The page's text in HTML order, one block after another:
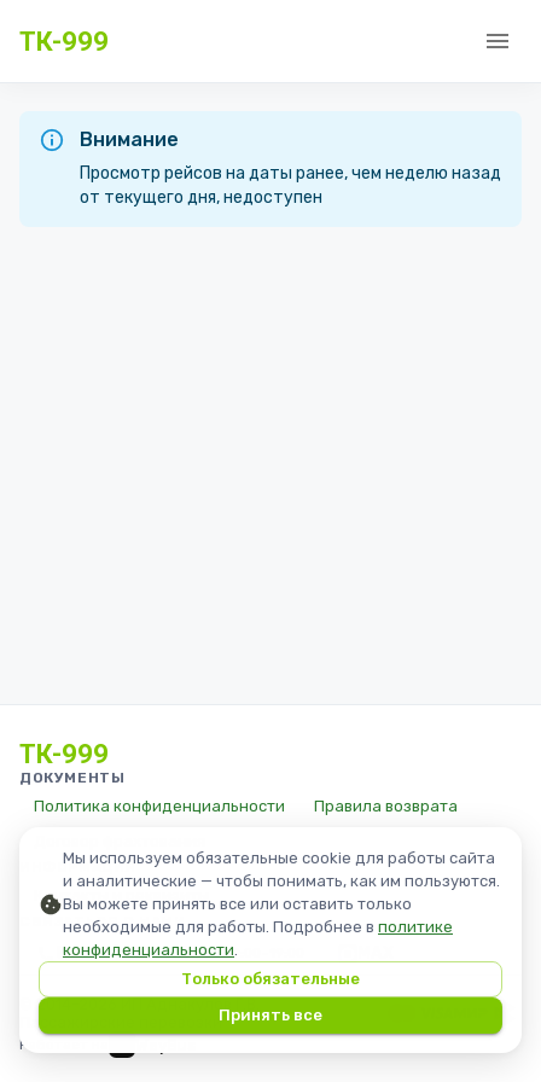
ТК-999
Внимание
Просмотр рейсов на даты ранее, чем неделю назад
от текущего дня, недоступен
Мы используем обязательные cookie для работы сайта
и аналитические — чтобы понимать, как им пользуются.
Вы можете принять все или оставить только
необходимые для работы. Подробнее в политике
конфиденциальности.
Только обязательные
Принять все
ТК-999
ДОКУМЕНТЫ
Политика конфиденциальности
Правила возврата
ИНФОРМАЦИЯ
Контакты и реквизиты
СВЯЗАТЬСЯ С НАМИ
8 (908) 896-29-99 09:00–19:00
2014
Пассажирские перевозки
Работает на